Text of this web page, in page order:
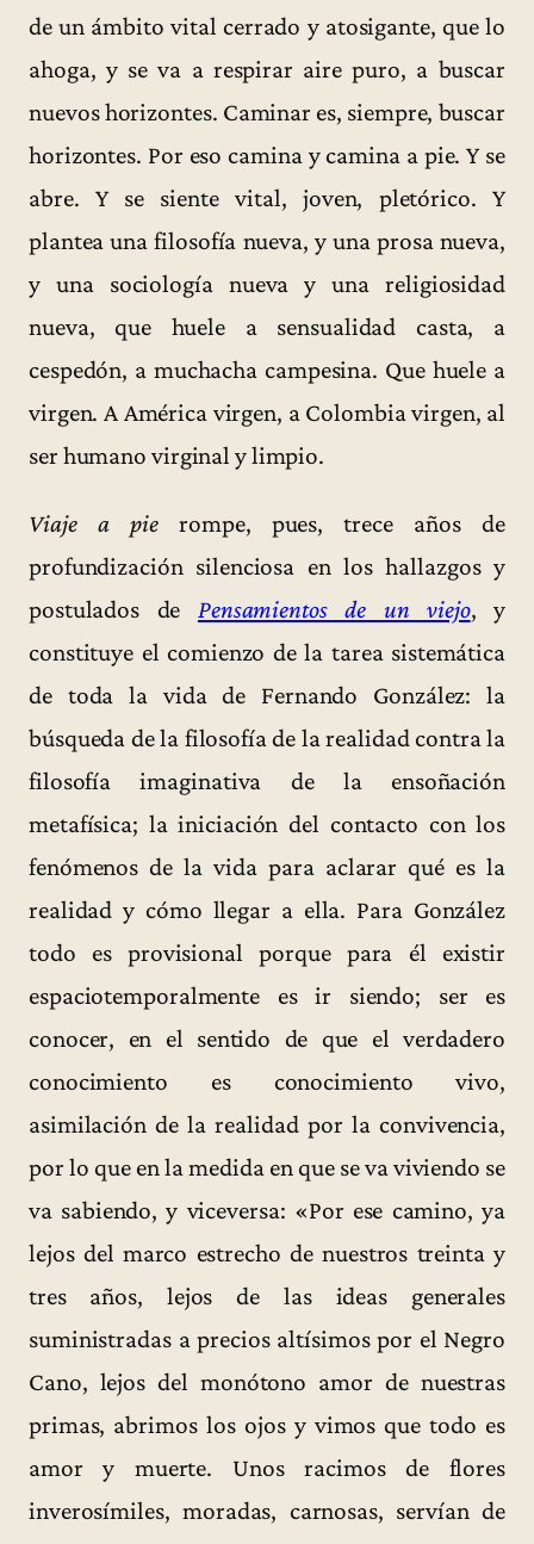
de un ámbito vital cerrado y atosigante, que lo
ahoga, y se va a respirar aire puro, a buscar
nuevos horizontes. Caminar es, siempre, buscar
horizontes. Por eso camina y camina a pie. Y se
abre. Y se siente vital, joven, pletórico. Y
plantea una filosofía nueva, y una prosa nueva,
y una sociología nueva y una religiosidad
nueva, que huele a sensualidad casta, a
cespedón, a muchacha campesina. Que huele a
virgen. A América virgen, a Colombia virgen, al
ser humano virginal y limpio.
Viaje a pierompe, pues, trece años de
profundización silenciosa en los hallazgos y
postulados de Pensamientos de un viejo, y
constituye el comienzo de la tarea sistemática
de toda la vida de Fernando González: la
búsqueda de la filosofía de la realidad contra la
filosofía imaginativa de la ensoñación
metafísica; la iniciación del contacto con los
fenómenos de la vida para aclarar qué es la
realidad y cómo llegar a ella. Para González
todo es provisional porque para él existir
espaciotemporalmente es ir siendo; ser es
conocer, en el sentido de que el verdadero
conocimiento es conocimiento vivo,
asimilación de la realidad por la convivencia,
por lo que en la medida en que se va viviendo se
va sabiendo, y viceversa: «Por ese camino, ya
lejos del marco estrecho de nuestros treinta y
tres años, lejos de las ideas generales
suministradas a precios altísimos por el Negro
Cano, lejos del monótono amor de nuestras
primas, abrimos los ojos y vimos que todo es
amor y muerte. Unos racimos de flores
inverosímiles, moradas, carnosas, servían de